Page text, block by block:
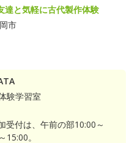
達と気軽に古代製作体験
市
験学習室
受付は、午前の部10:00～
15:00。